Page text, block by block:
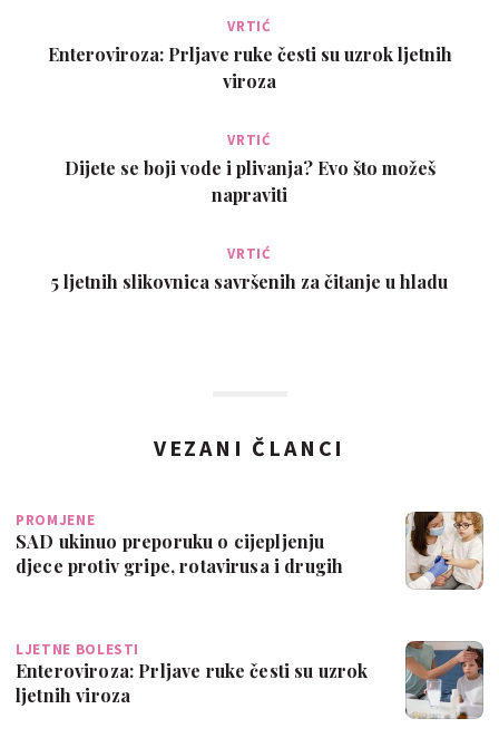
VRTIĆ
Enteroviroza: Prljave ruke česti su uzrok ljetnih
viroza
VRTIĆ
Dijete se boji vode i plivanja? Evo što možeš
napraviti
VRTIĆ
5 ljetnih slikovnica savršenih za čitanje u hladu
VEZANI ČLANCI
PROMJENE
SAD ukinuo preporuku o cijepljenju
djece protiv gripe, rotavirusa i drugih
LJETNE BOLESTI
Enteroviroza: Prljave ruke česti su uzrok
ljetnih viroza